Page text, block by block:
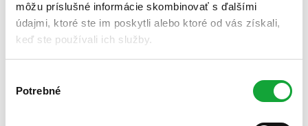
môžu príslušné informácie skombinovať s ďalšími
údajmi, ktoré ste im poskytli alebo ktoré od vás získali,
keď ste používali ich služby.
súhlasu
Potrebné